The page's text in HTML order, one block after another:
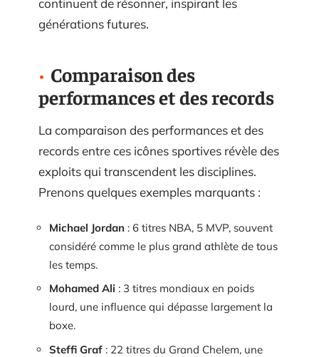
continuent de résonner, inspirant les
générations futures.
Comparaison des
performances et des records
La comparaison des performances et des
records entre ces icônes sportives révèle des
exploits qui transcendent les disciplines.
Prenons quelques exemples marquants :
Michael Jordan : 6 titres NBA, 5 MVP, souvent
considéré comme le plus grand athlète de tous
les temps.
Mohamed Ali : 3 titres mondiaux en poids
lourd, une influence qui dépasse largement la
boxe.
Steffi Graf : 22 titres du Grand Chelem, une